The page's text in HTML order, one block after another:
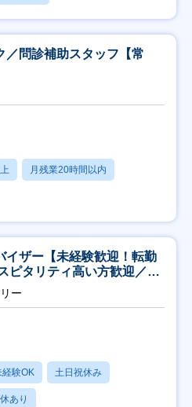
／問診補助スタッフ【常
月残業20時間以内
イザー【未経験歓迎！転勤
ピタリティ高い方歓迎／土
ー
験OK 土日祝休み
あり